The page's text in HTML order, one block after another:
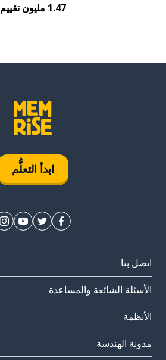
1.47 مليون تقييم
ابدأ التعلُّم
اتصل بنا
الأسئلة الشائعة والمساعدة
الأنظمة
مدونة الهندسة